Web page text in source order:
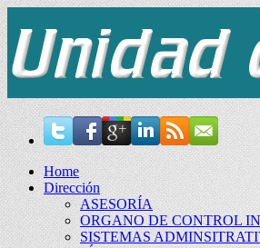
Home
Dirección
ASESORÍA
ORGANO DE CONTROL
SISTEMAS